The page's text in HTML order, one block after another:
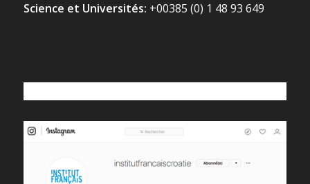
Science et Universités: +00385 (0) 1 48 93 649